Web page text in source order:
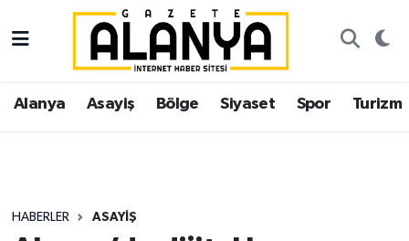
Alanya Asayiş Bölge Siyaset Spor Turizm
HABERLER ASAYIŞ
Alanya
Asayiş
Siyaset
İstanbul Nöbetçi Eczaneler
İstanbul Hava Durumu
Süper Lig Puan Durumu ve Fikstür